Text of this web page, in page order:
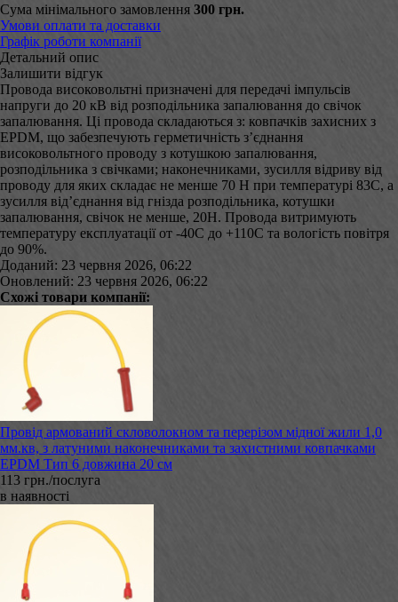
Сума мінімального замовлення 300 грн.
Умови оплати та доставки
Графік роботи компанії
Детальний опис
Залишити відгук
Провода високовольтні призначені для передачі імпульсів
напруги до 20 кВ від розподільника запалювання до свічок
запалювання. Ці провода складаються з: ковпачків захисних з
EPDM, що забезпечують герметичність з’єднання
високовольтного проводу з котушкою запалювання,
розподільника з свічками; наконечниками, зусилля відриву від
проводу для яких складає не менше 70 Н при температурі 83С, а
зусилля від’єднання від гнізда розподільника, котушки
запалювання, свічок не менше, 20Н. Провода витримують
температуру експлуатації от -40С до +110С та вологість повітря
до 90%.
Доданий: 23 червня 2026, 06:22
Оновлений: 23 червня 2026, 06:22
Схожі товари компанії:
Провід армований скловолокном та перерізом мідної жили 1,0
мм.кв, з латуними наконечниками та захистними ковпачками
EPDM Тип 6 довжина 20 см
113 грн./послуга
в наявності